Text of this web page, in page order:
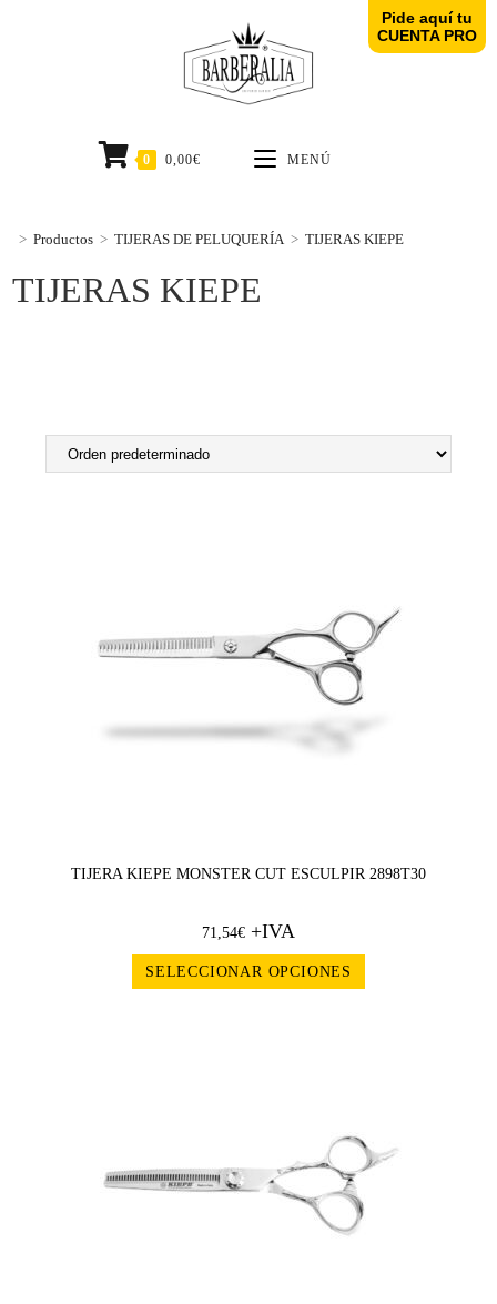
0 0,00€ MENÚ
TIJERAS KIEPE
> Productos > TIJERAS DE PELUQUERÍA > TIJERAS KIEPE
TIJERA KIEPE MONSTER CUT ESCULPIR 2898T30
71,54€ +IVA
SELECCIONAR OPCIONES
Pide aquí tu
CUENTA PRO